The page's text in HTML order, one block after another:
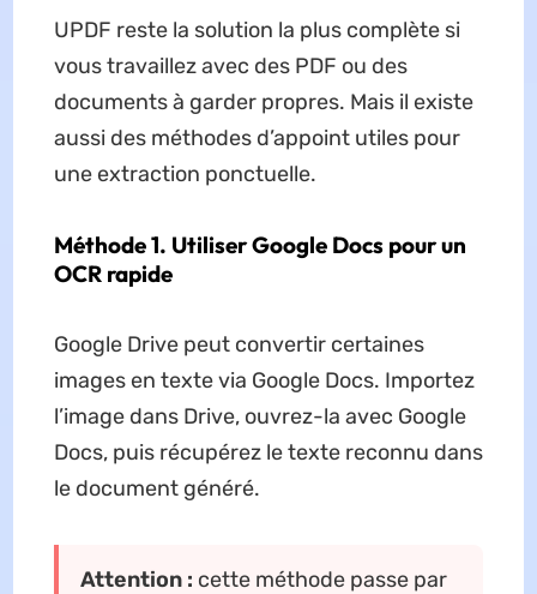
UPDF reste la solution la plus complète si
vous travaillez avec des PDF ou des
documents à garder propres. Mais il existe
aussi des méthodes d’appoint utiles pour
une extraction ponctuelle.
Méthode 1. Utiliser Google Docs pour un
OCR rapide
Google Drive peut convertir certaines
images en texte via Google Docs. Importez
l’image dans Drive, ouvrez-la avec Google
Docs, puis récupérez le texte reconnu dans
le document généré.
Attention : cette méthode passe par